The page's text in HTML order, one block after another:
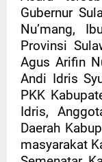
Gubernur
Nu’mang,
Provinsi
Agus Arifin
Andi Idris
PKK
Idris,
Daerah
masyarakat